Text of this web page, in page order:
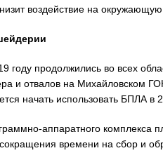
воздействие на
году продолжились во всех
и отвалов на Михайловском
начать использовать БПЛА в
аппаратного комплекса
времени на сбор и